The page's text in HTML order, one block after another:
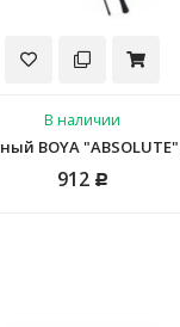
В наличии
BOYA "ABSOLUTE"
912 Р